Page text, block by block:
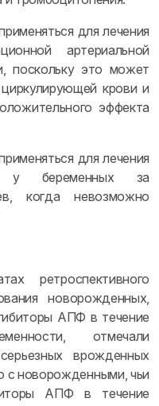
для лечения
артериальной
поскольку это может
крови и
эффекта
для лечения
у беременных за
когда невозможно
ретроспективного
новорожденных,
АПФ в течение
отмечали
врожденных
с новорожденными, чьи
АПФ в течение